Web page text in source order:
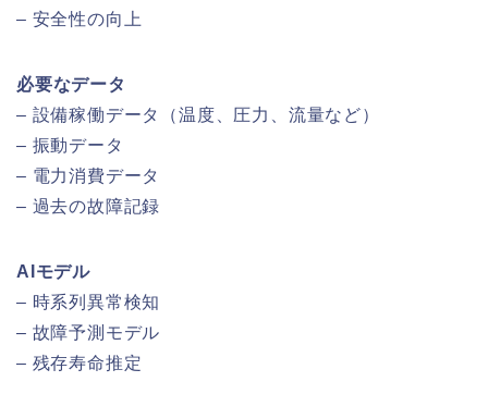
– 安全性の向上
必要なデータ
– 設備稼働データ（温度、圧力、流量など）
– 振動データ
– 電力消費データ
– 過去の故障記録
AIモデル
– 時系列異常検知
– 故障予測モデル
– 残存寿命推定